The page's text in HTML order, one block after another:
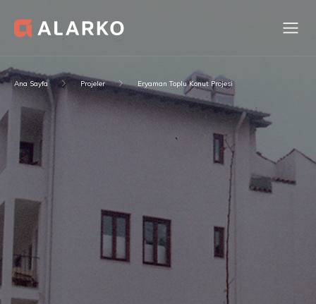
Ana Sayfa Projeler Eryaman Toplu Konut Projesi